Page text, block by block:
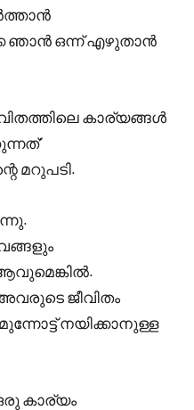
ഞാൻ ഒന്ന് എഴുതാൻ
കാര്യങ്ങൾ
മറുപടി.
ജീവിതം
നയിക്കാനുള്ള
കാര്യം